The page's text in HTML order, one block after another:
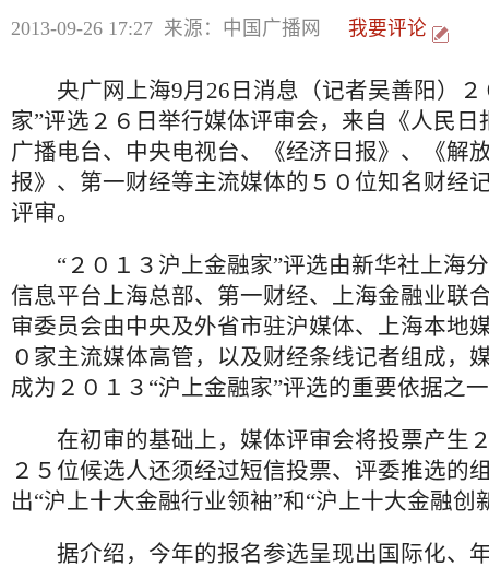
2013-09-26 17:27 来源：中国广播网 我要评论
央广网上海9月26日消息（记者吴善阳）２
家”评选２６日举行媒体评审会，来自《人民日
广播电台、中央电视台、《经济日报》、《解
报》、第一财经等主流媒体的５０位知名财经
评审。
“２０１３沪上金融家”评选由新华社上海
信息平台上海总部、第一财经、上海金融业联
审委员会由中央及外省市驻沪媒体、上海本地
０家主流媒体高管，以及财经条线记者组成，
成为２０１３“沪上金融家”评选的重要依据之
在初审的基础上，媒体评审会将投票产生
２５位候选人还须经过短信投票、评委推选的
出“沪上十大金融行业领袖”和“沪上十大金融创
据介绍，今年的报名参选呈现出国际化、